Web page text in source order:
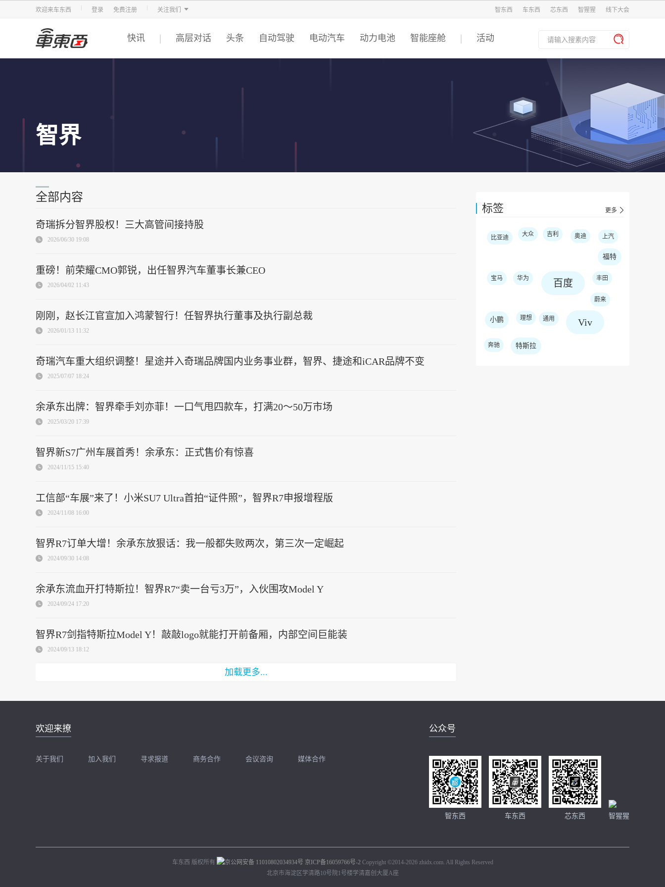
欢迎来车东西 登录 免费注册 关注我们
智东西
车东西 芯东西 智猩猩 线下大会
快讯 高层对话 头条 自动驾驶 电动汽车 动力电池 智能座舱 活动
智界
标签 更多
比亚迪 大众 吉利 奥迪 上汽
福特
宝马 华为 百度 丰田
蔚来
小鹏 理想 通用 Viv
奔驰 特斯拉
全部内容
奇瑞拆分智界股权！三大高管间接持股
2026/06/30 19:08
重磅！前荣耀CMO郭锐，出任智界汽车董事长兼CEO
2026/04/02 11:43
刚刚，赵长江官宣加入鸿蒙智行！任智界执行董事及执行副总裁
2026/01/13 11:32
奇瑞汽车重大组织调整！星途并入奇瑞品牌国内业务事业群，智界、捷途和iCAR品牌不变
2025/07/07 18:24
余承东出牌：智界牵手刘亦菲！一口气甩四款车，打满20～50万市场
2025/03/20 17:39
智界新S7广州车展首秀！余承东：正式售价有惊喜
2024/11/15 15:40
工信部“车展”来了！小米SU7 Ultra首拍“证件照”，智界R7申报增程版
2024/11/08 16:00
智界R7订单大增！余承东放狠话：我一般都失败两次，第三次一定崛起
2024/09/30 14:08
余承东流血开打特斯拉！智界R7“卖一台亏3万”，入伙围攻Model Y
2024/09/24 17:20
智界R7剑指特斯拉Model Y！敲敲logo就能打开前备厢，内部空间巨能装
2024/09/13 18:12
加载更多...
欢迎来撩
关于我们 加入我们 寻求报道 商务合作 会议咨询 媒体合作
公众号
智东西 车东西 芯东西 智猩猩
车东西 版权所有 京公网安备 11010802034934号 京ICP备16059766号-2Copyright ©2014-2026 zhidx.com. All Rights Reserved
北京市海淀区学清路10号院1号楼学清嘉创大厦A座